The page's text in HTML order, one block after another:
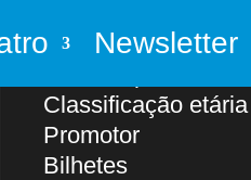
Newsletter
Abertura portas
Classificação etária
Promotor
Bilhetes